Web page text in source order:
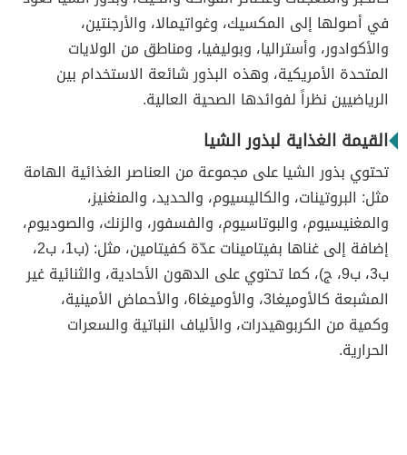
في أصولها إلى المكسيك، وغواتيمالا، والأرجنتين،
والأكوادور، وأستراليا، وبوليفيا، ومناطق من الولايات
المتحدة الأمريكية، وهذه البذور شائعة الاستخدام بين
الرياضيين نظراً لفوائدها الصحية العالية.
القيمة الغذاية لبذور الشيا
تحتوي بذور الشيا على مجموعة من العناصر الغذائية الهامة
مثل: البروتينات، والكاليسيوم، والحديد، والمنغنيز،
والمغنيسيوم، والبوتاسيوم، والفسفور، والزنك، والصوديوم،
إضافة إلى غناها بفيتامينات عدّة كفيتامين، مثل: (ب1، ب2،
ب3، ب9، ج)، كما تحتوي على الدهون الأحادية، والثنائية غير
المشبعة كالأوميغا3، والأوميغا6، والأحماض الأمينية،
وكمية من الكربوهيدرات، والألياف النباتية والسعرات
الحرارية.